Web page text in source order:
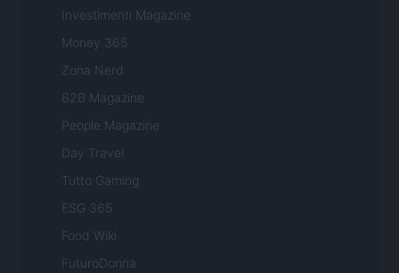
Investimenti Magazine
Money 365
Zona Nerd
B2B Magazine
People Magazine
Day Travel
Tutto Gaming
ESG 365
Food Wiki
FuturoDonna